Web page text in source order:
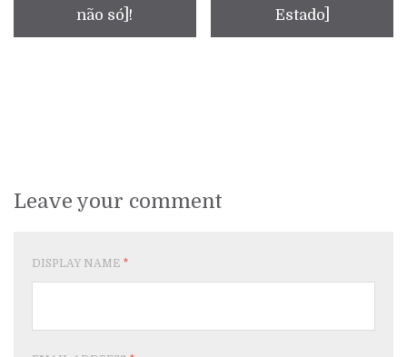
não só]!
Estado]
Leave your comment
DISPLAY NAME *